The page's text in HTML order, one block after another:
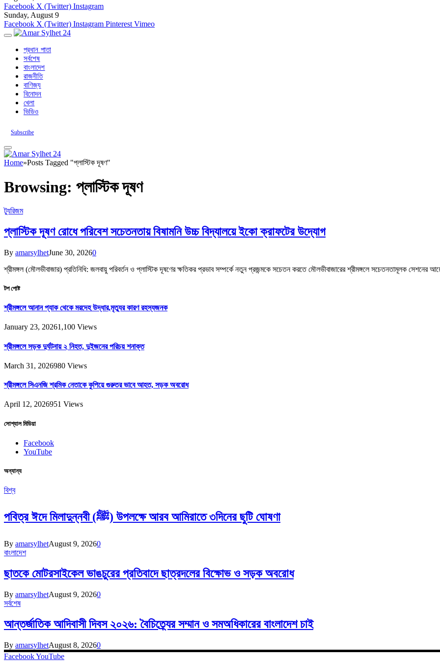
Facebook X (Twitter) Instagram
Sunday, August 9
Facebook X (Twitter) Instagram Pinterest Vimeo
প্রধান পাতা
সর্বশেষ
বাংলাদেশ
রাজনীতি
বাণিজ্য
বিনোদন
খেলা
ভিডিও
Subscribe
Home»Posts Tagged "প্লাস্টিক দূষণ"
Browsing: প্লাস্টিক দূষণ
ট্যুরিজম
প্লাস্টিক দূষণ রোধে পরিবেশ সচেতনতায় বিষামনি উচ্চ বিদ্যালয়ে ইকো ক্রাফটের উদ্যোগ
By amarsylhetJune 30, 20260
শ্রীমঙ্গল (মৌলভীবাজার) প্রতিনিধি: জলবায়ু পরিবর্তন ও প্লাস্টিক দূষণের ক্ষতিকর প্রভাব সম্পর্কে নতুন প্রজন্মকে সচেতন করতে মৌলভীবাজারের শ্রীমঙ্গলে সচেতনতামূলক সেশনের
টপ পোষ্ট
শ্রীমঙ্গলে আনান প্যাক থেকে মরদেহ উদ্ধার,মৃত্যুর কারণ রহস্যজনক
January 23, 20261,100 Views
শ্রীমঙ্গলে সড়ক দুর্ঘটনায় ২ নিহত, দুইজনের পরিচয় শনাক্ত
March 31, 2026980 Views
শ্রীমঙ্গলে সিএনজি শ্রমিক নেতাকে কুপিয়ে গুরুতর ভাবে আহত, সড়ক অবরোধ
April 12, 2026951 Views
সোশ্যাল মিডিয়া
Facebook
YouTube
অন্যান্য
বিশ্ব
পবিত্র ঈদে মিলাদুন্নবী (ﷺ) উপলক্ষে আরব আমিরাতে ৩দিনের ছুটি ঘোষণা
By amarsylhetAugust 9, 20260
বাংলাদেশ
ছাতকে মোটরসাইকেল ভাঙচুরের প্রতিবাদে ছাত্রদলের বিক্ষোভ ও সড়ক অবরোধ
By amarsylhetAugust 9, 20260
সর্বশেষ
আন্তর্জাতিক আদিবাসী দিবস ২০২৬: বৈচিত্র্যের সম্মান ও সমঅধিকারের বাংলাদেশ চাই
By amarsylhetAugust 8, 20260
FacebookYouTube